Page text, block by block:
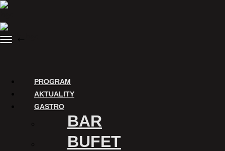
Preskočiť
obsah
Menu
PROGRAM
AKTUALITY
GASTRO
BAR
BUFET